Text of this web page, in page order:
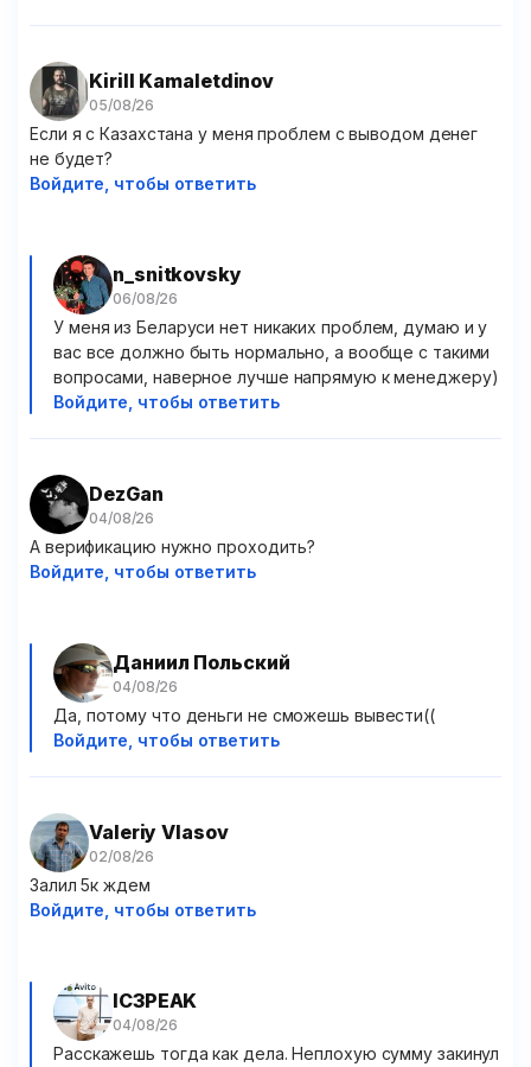
Kirill Kamaletdinov
Если я с Казахстана у меня проблем с выводом денег
не будет?
Войдите, чтобы ответить
n_snitkovsky
У меня из Беларуси нет никаких проблем, думаю и у
вас все должно быть нормально, а вообще с такими
вопросами, наверное лучше напрямую к менеджеру)
Войдите, чтобы ответить
DezGan
А верификацию нужно проходить?
Войдите, чтобы ответить
Даниил Польский
Да, потому что деньги не сможешь вывести((
Войдите, чтобы ответить
Valeriy Vlasov
Залил 5к ждем
Войдите, чтобы ответить
IC3PEAK
Расскажешь тогда как дела. Неплохую сумму закинул